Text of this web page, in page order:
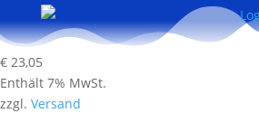
€ 23,05
Enthält 7% MwSt.
zzgl. Versand